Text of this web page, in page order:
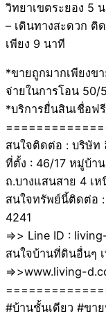
วิทยาเขตระยอง 5
– เดินทางสะดวก ติ
เพียง 9 นาที
*ขายถูกมากเพียงข
จ่ายในการโอน 50/
*บริการยื่นสินเชื่อฟ
สนใจติดต่อ : บริษัท
ที่ตั้ง : 46/17 หมู่บ้า
ถ.บางแสนสาย 4 เ
สนใจทรัพย์นี้ติดต่อ
4241
=>> Line ID :
สนใจบ้านที่ดินอื่นๆ
=>>www.living-
#บ้านชั้นเดียว #ขา